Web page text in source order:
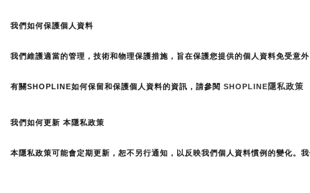
我們如何保護個人資料
我們維護適當的管理，技術和物理保護措施，旨在保護您提供的個人資料免受意
有關SHOPLINE如何保留和保護個人資料的資訊，請參閱 SHOPLINE 隱私政策
我們如何更新 本隱私政策
本隱私政策可能會定期更新，恕不另行通知，以反映我們個人資料慣例的變化。